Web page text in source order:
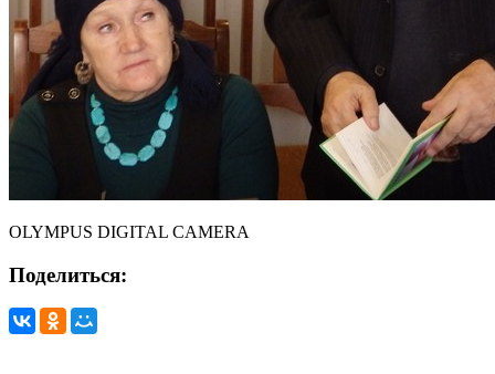
OLYMPUS DIGITAL CAMERA
Поделиться: